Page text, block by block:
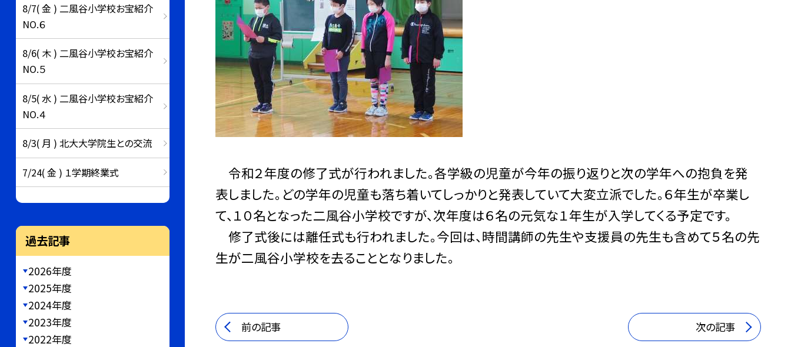
令和２年度の修了式が行われました。各学級の児童が今年の振り返りと次の学年への抱負を発
表しました。どの学年の児童も落ち着いてしっかりと発表していて大変立派でした。６年生が卒業し
て、１０名となった二風谷小学校ですが、次年度は６名の元気な１年生が入学してくる予定です。
修了式後には離任式も行われました。今回は、時間講師の先生や支援員の先生も含めて５名の先
生が二風谷小学校を去ることとなりました。
前の記事 次の記事
8/7( 金 ) 二風谷小学校お宝紹介
NO.６
8/6( 木 ) 二風谷小学校お宝紹介
NO.５
8/5( 水 ) 二風谷小学校お宝紹介
NO.４
8/3( 月 ) 北大大学院生との交流
7/24( 金 ) １学期終業式
過去記事
2026年度
2025年度
2024年度
2023年度
2022年度